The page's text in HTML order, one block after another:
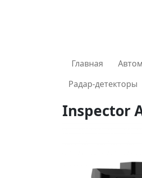
Главная
Радар-детекторы
Inspector